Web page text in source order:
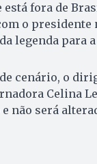
fora de
o presidente
legenda para
cenário, o
Celina
não será